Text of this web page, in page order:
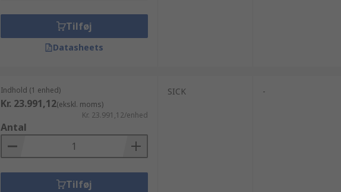
Tilføj
Datasheets
Indhold (1 enhed)
Kr. 23.991,12(ekskl. moms)
Kr. 23.991,12/enhed
Antal
Tilføj
SICK -